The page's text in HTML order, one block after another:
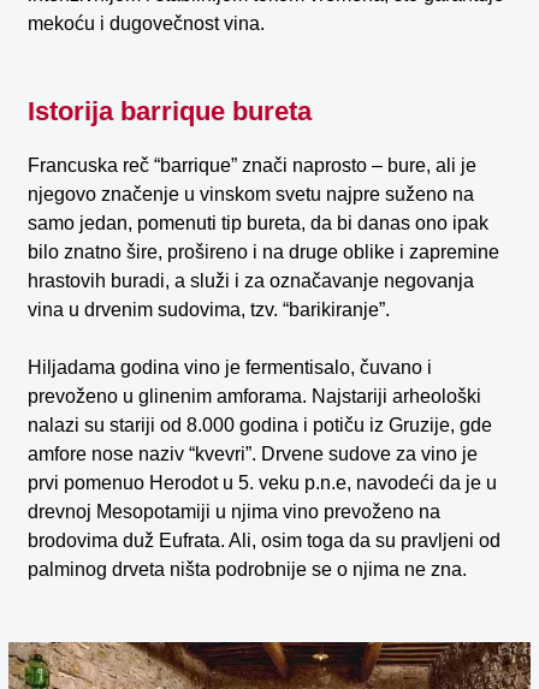
mekoću i dugovečnost vina.
Istorija barrique bureta
Francuska reč “barrique” znači naprosto – bure, ali je
njegovo značenje u vinskom svetu najpre suženo na
samo jedan, pomenuti tip bureta, da bi danas ono ipak
bilo znatno šire, prošireno i na druge oblike i zapremine
hrastovih buradi, a služi i za označavanje negovanja
vina u drvenim sudovima, tzv. “barikiranje”.
Hiljadama godina vino je fermentisalo, čuvano i
prevoženo u glinenim amforama. Najstariji arheološki
nalazi su stariji od 8.000 godina i potiču iz Gruzije, gde
amfore nose naziv “kvevri”. Drvene sudove za vino je
prvi pomenuo Herodot u 5. veku p.n.e, navodeći da je u
drevnoj Mesopotamiji u njima vino prevoženo na
brodovima duž Eufrata. Ali, osim toga da su pravljeni od
palminog drveta ništa podrobnije se o njima ne zna.